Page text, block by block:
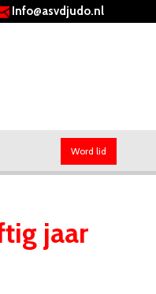
Info@asvdjudo.nl
Word lid
jaar